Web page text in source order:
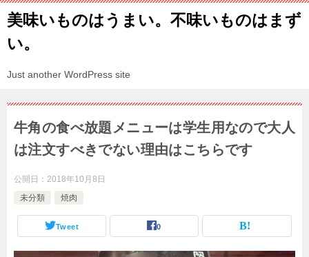
美味いものはうまい。不味いものはまず
い。
Just another WordPress site
牛角の食べ放題メニューは学生用なので大人
は注文すべきでない理由はこちらです
公開日： 2018年10月8日
未分類
焼肉
Tweet 0